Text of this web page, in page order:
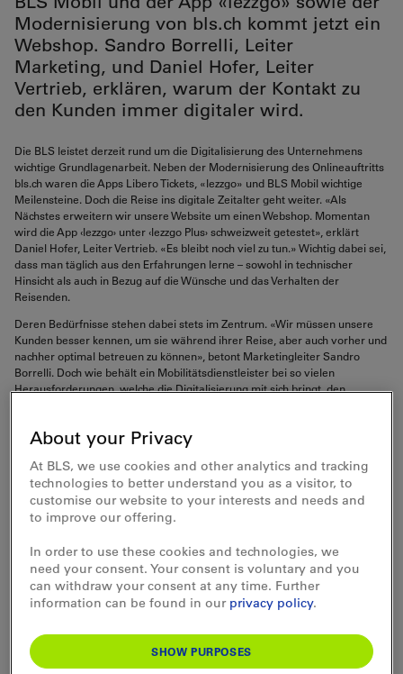
Modernisierung von bls.ch kommt jetzt ein
Webshop. Sandro Borrelli, Leiter
Marketing, und Daniel Hofer, Leiter
Vertrieb, erklären, warum der Kontakt zu
den Kunden immer digitaler wird.
Die BLS leistet derzeit rund um die Digitalisierung des Unternehmens
wichtige Grundlagenarbeit. Neben der Modernisierung des Onlineauftritts
bls.ch waren die Apps Libero Tickets, «lezzgo» und BLS Mobil wichtige
Meilensteine. Doch die Reise ins digitale Zeitalter geht weiter. «Als
Nächstes erweitern wir unsere Website um einen Webshop. Momentan
wird die App ‹lezzgo› unter ‹lezzgo Plus› schweizweit getestet», erklärt
Daniel Hofer, Leiter Vertrieb. «Es bleibt noch viel zu tun.» Wichtig dabei sei,
dass man täglich aus den Erfahrungen lerne – sowohl in technischer
Hinsicht als auch in Bezug auf die Wünsche und das Verhalten der
Reisenden.
Deren Bedürfnisse stehen dabei stets im Zentrum. «Wir müssen unsere
Kunden besser kennen, um sie während ihrer Reise, aber auch vorher und
nachher optimal betreuen zu können», betont Marketingleiter Sandro
Borrelli. Doch wie behält ein Mobilitätsdienstleister bei so vielen
Herausforderungen, welche die Digitalisierung mit sich bringt, den
priorisiert werden müssen. Hilfreich dabei seien eine Zusammenfassung
gesamthafte Planung soll uns schneller ans Ziel bringen.»
About your Privacy
At BLS, we use cookies and other analytics and tracking
technologies to better understand you as a visitor, to
customise our website to your interests and needs and
to improve our offering.
In order to use these cookies and technologies, we
need your consent. Your consent is voluntary and you
can withdraw your consent at any time. Further
information can be found in our privacy policy.
SHOW PURPOSES